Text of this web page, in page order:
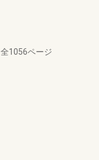
全1056ページ